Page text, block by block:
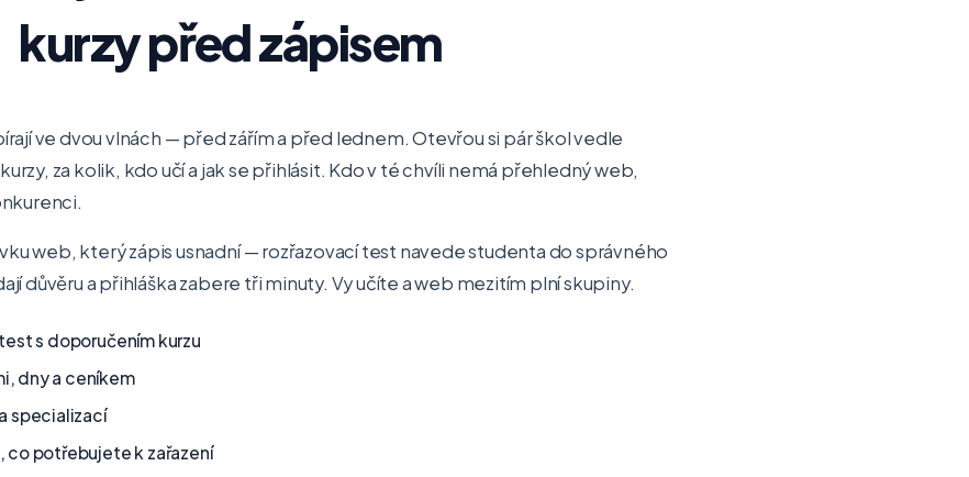
kurzy před zápisem
ve dvou vlnách — před zářím a před lednem. Otevřou si pár škol vedle
za kolik, kdo učí a jak se přihlásit. Kdo v té chvíli nemá přehledný web,
web, který zápis usnadní — rozřazovací test navede studenta do správného
důvěru a přihláška zabere tři minuty. Vy učíte a web mezitím plní skupiny.
s doporučením kurzu
dny a ceníkem
specializací
co potřebujete k zařazení